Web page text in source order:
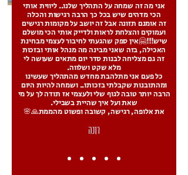
אני מה זה שמחה על התהליך שלנו.. ליווית אותי
הכי מדהים שיש בכל כך הרבה רגישות והכלה
זה אומנם תזונה אבל זה יושב על מקומות רגישים
ועמוקים והצלחת לראות ולדייק אותי הכי מושלם
שיש!!!🤗אין ספק שהגעתי לחיבור לעצמי מבחינת
האכילה, בזה שאני מבינה מה מנהל אותי ובזכות
זה גם מצליחה לבנות סדר יום מתאים שעושה לי
מלא שקט ושלווה.
כל פעם אני מתלהבת מחדש מהתהליך שעשינו
ומהתובנות שקבלתי בזכותו.. ושמחה להיות היום
הרבה יותר טובה לגוף שלי ולעצמי אז תודה לך על מי
שאת ועל איך שהיית בשבילי.
את אלופה, רגישה, קשובה ופשוט מהממת🙏🌸
רונה